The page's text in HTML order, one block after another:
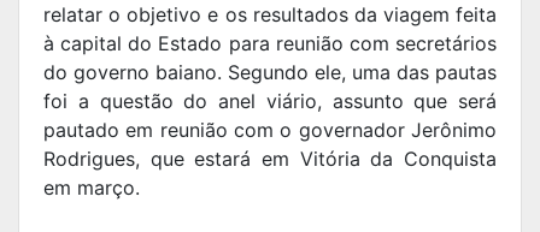
relatar o objetivo e os resultados da viagem feita
à capital do Estado para reunião com secretários
do governo baiano. Segundo ele, uma das pautas
foi a questão do anel viário, assunto que será
pautado em reunião com o governador Jerônimo
Rodrigues, que estará em Vitória da Conquista
em março.